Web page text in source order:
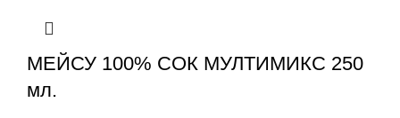
МЕЙСУ 100% СОК МУЛТИМИКС 250
мл.